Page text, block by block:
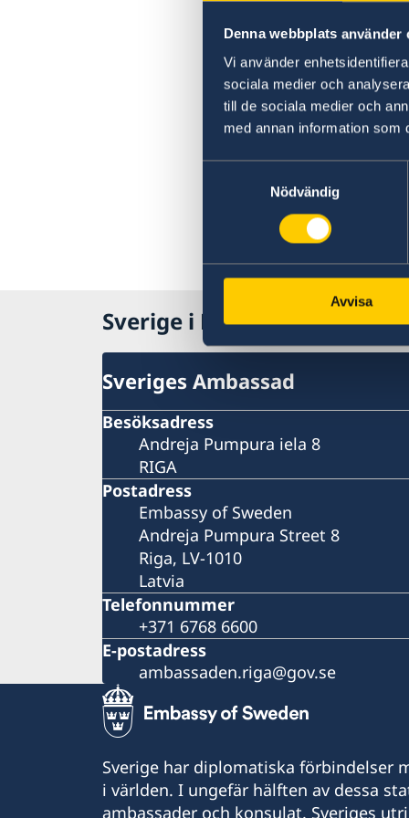
Denna webbplats använder
Vi använder
sociala medier och
till de sociala medier och
med annan information som
Nödvändig
Avvisa
Sverige i Lettland
Sveriges Ambassad
Besöksadress
Andreja Pumpura iela 8
RIGA
Postadress
Embassy of Sweden
Andreja Pumpura Street 8
Riga, LV-1010
Latvia
Telefonnummer
+371 6768 6600
E-postadress
ambassaden.riga@gov.se
Sverige har diplomatiska förbindelser
i världen. I ungefär hälften av dessa
ambassader och konsulat. Sveriges